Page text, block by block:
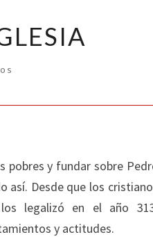
pobres y fundar sobre
así. Desde que los
legalizó en el año
y actitudes.